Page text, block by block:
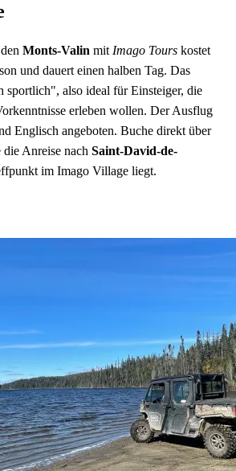
Monts-Valin mit Imago Tours kostet
und dauert einen halben Tag. Das
sportlich", also ideal für Einsteiger, die
erleben wollen. Der Ausflug
Englisch angeboten. Buche direkt über
die Anreise nach Saint-David-de-
im Imago Village liegt.